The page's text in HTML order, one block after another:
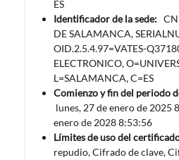
ES
Identificador de la sede:
DE SALAMANCA,
OID.2.5.4.97=VATES-
ELECTRONICO,
L=SALAMANCA, C=ES
Comienzo y fin del periodo
‎lunes, ‎27‎ de ‎enero‎ de ‎2025
‎enero‎ de ‎2028 8:53:56
Límites de uso del
repudio, Cifrado de clave,